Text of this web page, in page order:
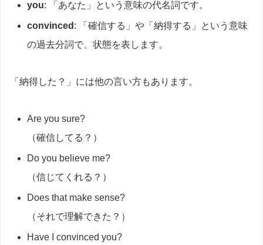
you: 「あなた」という意味の代名詞です。
convinced : 「確信する」や「納得する」という意味
の過去分詞で、状態を表します。
「納得した？」には他の言い方もあります。
Are you sure?
（確信してる？）
Do you believe me?
（信じてくれる？）
Does that make sense?
（それで理解できた？）
Have I convinced you?